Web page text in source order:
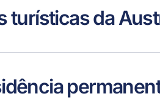
turísticas da